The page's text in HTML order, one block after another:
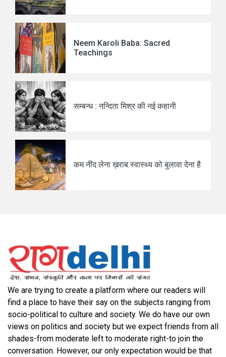
Neem Karoli Baba: Sacred
Teachings
सम्बन्ध : नन्दिता मिश्र की नई कहानी
कम नींद लेना ख़राब स्वास्थ्य को बुलावा देना है
We are trying to create a platform where our readers will
find a place to have their say on the subjects ranging from
socio-political to culture and society. We do have our own
views on politics and society but we expect friends from all
shades-from moderate left to moderate right-to join the
conversation. However, our only expectation would be that